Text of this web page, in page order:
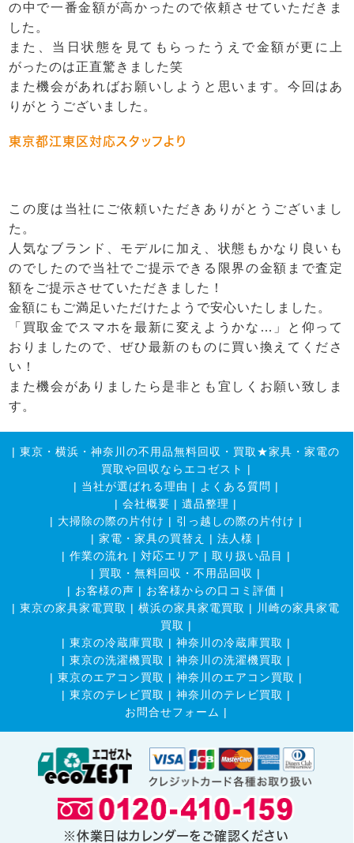
の中で一番金額が高かったので依頼させていただきま
した。
また、当日状態を見てもらったうえで金額が更に上
がったのは正直驚きました笑
また機会があればお願いしようと思います。今回はあ
りがとうございました。
東京都江東区対応スタッフより
この度は当社にご依頼いただきありがとうございまし
た。
人気なブランド、モデルに加え、状態もかなり良いも
のでしたので当社でご提示できる限界の金額まで査定
額をご提示させていただきました！
金額にもご満足いただけたようで安心いたしました。
「買取金でスマホを最新に変えようかな…」と仰って
おりましたので、ぜひ最新のものに買い換えてくださ
い！
また機会がありましたら是非とも宜しくお願い致しま
す。
| 東京・横浜・神奈川の不用品無料回収・買取★家具・家電の
買取や回収ならエコゼスト
|
| 当社が選ばれる理由 | よくある質問 |
| 会社概要 | 遺品整理 |
| 大掃除の際の片付け | 引っ越しの際の片付け |
| 家電・家具の買替え | 法人様 |
| 作業の流れ | 対応エリア | 取り扱い品目
|
| 買取・無料回収・不用品回収 |
| お客様の声 | お客様からの口コミ評価 |
| 東京の家具家電買取 | 横浜の家具家電買取 |
川崎の家具家電
買取 |
| 東京の冷蔵庫買取 | 神奈川の冷蔵庫買取 |
| 東京の洗濯機買取 | 神奈川の洗濯機買取 |
| 東京のエアコン買取 | 神奈川のエアコン買取 |
| 東京のテレビ買取 | 神奈川のテレビ買取 |
お問合せフォーム |
※休業日はカレンダーをご確認ください